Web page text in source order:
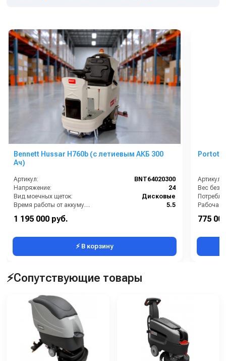
Bennett Hussar H760b (с летиевым АКБ 300
Ач)
Артикул:
BNT64020300
Напряжение:
24
Вид моечных щеток:
Дисковые
Время работы от аккумуляторов (ч):
5.5
Производитель:
1 195 000 руб.
⚡ В корзину
Артикул:
Тип
775
⚡Сопутствующие товары